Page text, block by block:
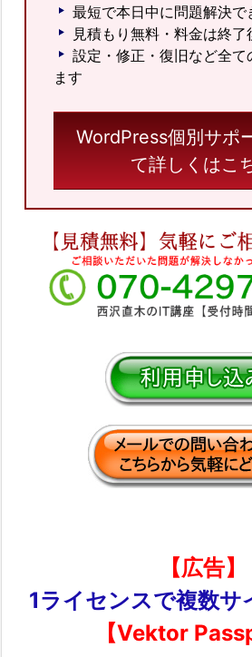
最短で本日中に問題解決で
見積もり無料・料金は終
設定・修正・復旧など全て
ます
WordPress個別サポ
て詳しくはこ
【広告】
1ライセンスで複数サ
【Vektor